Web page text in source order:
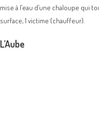
mise à l’eau d’une chaloupe qui
surface, 1 victime (chauffeur).
L’Aube